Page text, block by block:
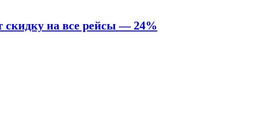
скидку на все рейсы — 24%